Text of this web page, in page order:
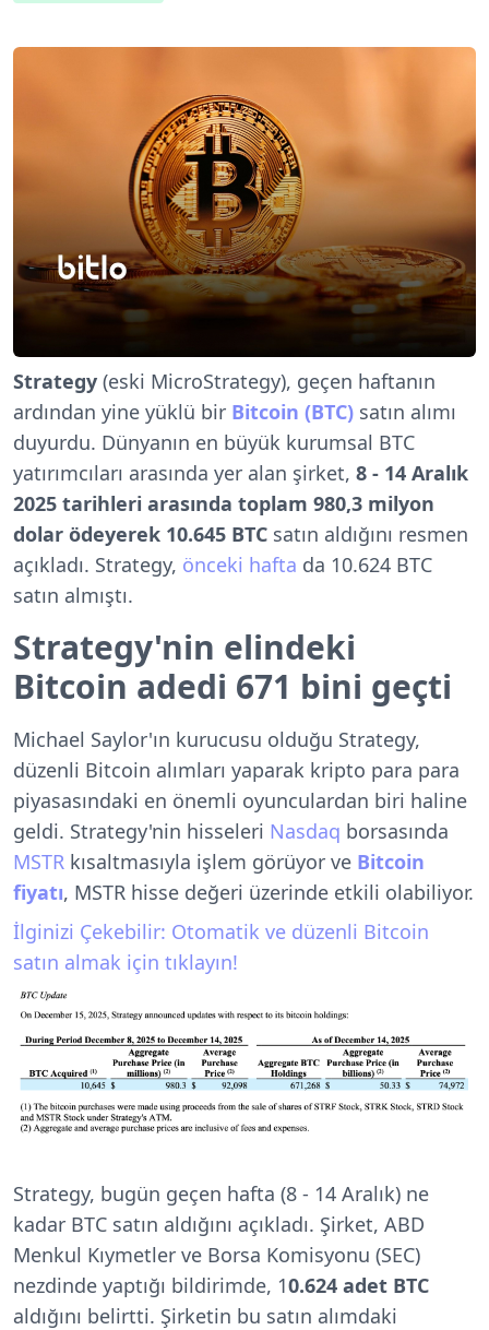
Strategy (eski MicroStrategy), geçen haftanın
ardından yine yüklü bir Bitcoin (BTC) satın alımı
duyurdu. Dünyanın en büyük kurumsal BTC
yatırımcıları arasında yer alan şirket, 8 - 14 Aralık
2025 tarihleri arasında toplam 980,3 milyon
dolar ödeyerek 10.645 BTC satın aldığını resmen
açıkladı. Strategy, önceki hafta da 10.624 BTC
satın almıştı.
Strategy'nin elindeki
Bitcoin adedi 671 bini geçti
Michael Saylor'ın kurucusu olduğu Strategy,
düzenli Bitcoin alımları yaparak kripto para para
piyasasındaki en önemli oyunculardan biri haline
geldi. Strategy'nin hisseleri Nasdaq borsasında
MSTR kısaltmasıyla işlem görüyor ve Bitcoin
fiyatı, MSTR hisse değeri üzerinde etkili olabiliyor.
İlginizi Çekebilir: Otomatik ve düzenli Bitcoin
satın almak için tıklayın!
Strategy, bugün geçen hafta (8 - 14 Aralık) ne
kadar BTC satın aldığını açıkladı. Şirket, ABD
Menkul Kıymetler ve Borsa Komisyonu (SEC)
nezdinde yaptığı bildirimde, 10.624 adet BTC
aldığını belirtti. Şirketin bu satın alımdaki